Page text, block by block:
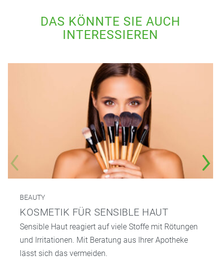
DAS KÖNNTE SIE AUCH
INTERESSIEREN
BEAUTY
KOSMETIK FÜR SENSIBLE HAUT
Sensible Haut reagiert auf viele Stoffe mit Rötungen
und Irritationen. Mit Beratung aus Ihrer Apotheke
lässt sich das vermeiden.